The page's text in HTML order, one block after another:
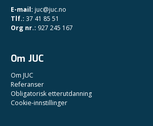
E-mail: juc@juc.no
Tlf.: 37 41 85 51
Org nr.: 927 245 167
Om JUC
Om JUC
Referanser
Obligatorisk etterutdanning
Cookie-innstillinger